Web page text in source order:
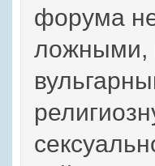
форума
ложными,